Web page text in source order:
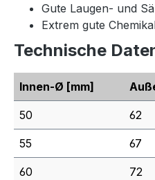
Gute Laugen- und
Extrem gute
Technische
Innen-Ø [mm]
50 62
55 67
60 72